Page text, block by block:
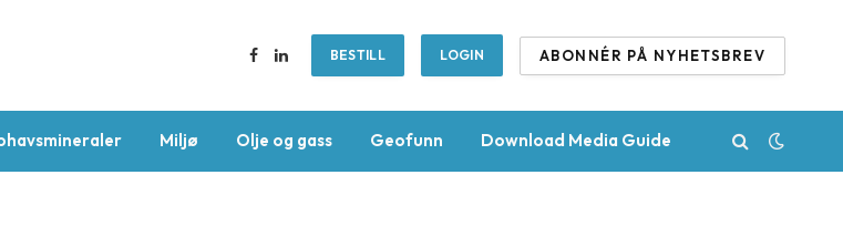
Facebook
LinkedInBESTILL LOGIN ABONNÉR PÅ NYHETSBREV
Miljø Olje og gass Geofunn Download Media Guide